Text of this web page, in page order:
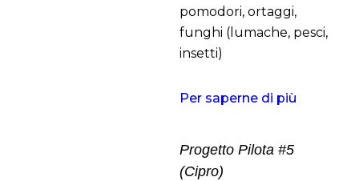
pomodori, ortaggi,
funghi (lumache, pesci,
insetti)
Per saperne di più
Progetto Pilota #5
(Cipro)